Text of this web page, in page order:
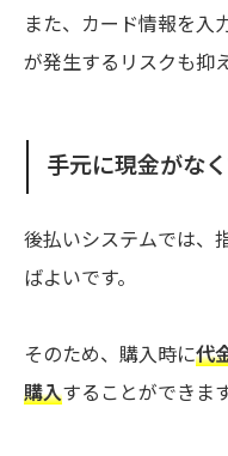
また、カード情報を入
が発生するリスクも抑
手元に現金がな
後払いシステムでは、
ばよいです。
そのため、購入時に代
購入することができます